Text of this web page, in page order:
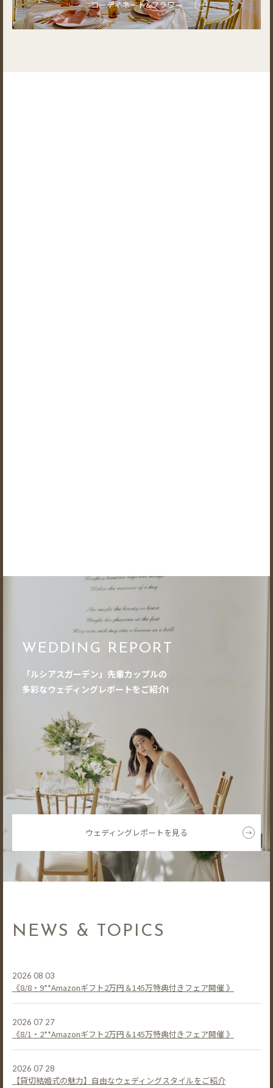
コーディネート&フラワー
WEDDING REPORT
「ルシアスガーデン」先輩カップルの
多彩なウェディングレポートをご紹介!
ウェディングレポートを見る
NEWS & TOPICS
2026 08 03
《8/8・9**Amazonギフト2万円＆145万特典付きフェア開催 》
2026 07 27
《8/1・2**Amazonギフト2万円＆145万特典付きフェア開催 》
2026 07 28
【貸切結婚式の魅力】自由なウェディングスタイルをご紹介